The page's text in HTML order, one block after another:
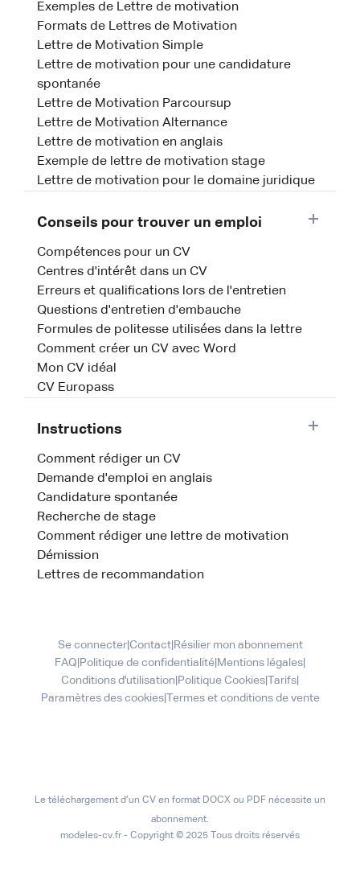
Exemples de Lettre de motivation
Formats de Lettres de Motivation
Lettre de Motivation Simple
Lettre de motivation pour une candidature
spontanée
Lettre de Motivation Parcoursup
Lettre de Motivation Alternance
Lettre de motivation en anglais
Exemple de lettre de motivation stage
Lettre de motivation pour le domaine juridique
Conseils pour trouver un emploi
Compétences pour un CV
Centres d'intérêt dans un CV
Erreurs et qualifications lors de l'entretien
Questions d'entretien d'embauche
Formules de politesse utilisées dans la lettre
Comment créer un CV avec Word
Mon CV idéal
CV Europass
Instructions
Comment rédiger un CV
Demande d'emploi en anglais
Candidature spontanée
Recherche de stage
Comment rédiger une lettre de motivation
Démission
Lettres de recommandation
Se connecter| Contact| Résilier mon abonnement
FAQ Politique de confidentialité Mentions légales
Conditions d'utilisation Politique Cookies Tarifs
Paramètres des cookies| Termes et conditions de vente
Le téléchargement d’un CV en format DOCX ou PDF nécessite un
abonnement.
modeles-cv.fr - Copyright © 2025 Tous droits réservés